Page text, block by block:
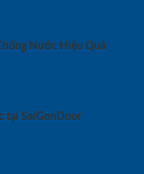
Nước Hiệu Quả
tại SaiGonDoor